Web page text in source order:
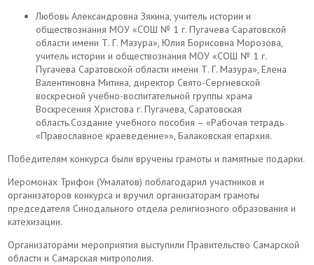
Любовь Александровна Зякина, учитель истории и
обществознания МОУ «СОШ № 1 г. Пугачева Саратовской
области имени Т. Г. Мазура», Юлия Борисовна Морозова,
учитель истории и обществознания МОУ «СОШ № 1 г.
Пугачева Саратовской области имени Т. Г. Мазура», Елена
Валентиновна Митина, директор Свято-Сергиевской
воскресной учебно-воспитательной группы храма
Воскресения Христова г. Пугачева, Саратовская
область.Создание учебного пособия – «Рабочая тетрадь
«Православное краеведение»», Балаковская епархия.
Победителям конкурса были вручены грамоты и памятные подарки.
Иеромонах Трифон (Умалатов) поблагодарил участников и
организаторов конкурса и вручил организаторам грамоты
председателя Синодального отдела религиозного образования и
катехизации.
Организаторами мероприятия выступили Правительство Самарской
области и Самарская митрополия.